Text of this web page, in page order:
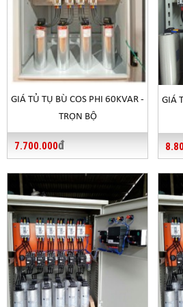
Trạm điện 300/320
KVA
150 KVAR
Trạm điện 320/400
KVA
180 KVAR
Trạm biến áp 3P
500 KVA
12
Trạm biến áp 560
KVA
280 KVAR
13
Trạm biến áp 630
KVA
300 KVAR
14
Trạm hạ thế 750
360 KVAR
GIÁ TỦ TỤ BÙ COS PHI 60KVAR -
TRỌN BỘ
7.700.000đ
GIÁ